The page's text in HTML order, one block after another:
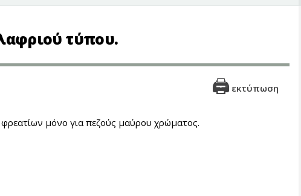
τύπου.
εκτύπωση
μόνο για πεζούς μαύρου χρώματος.